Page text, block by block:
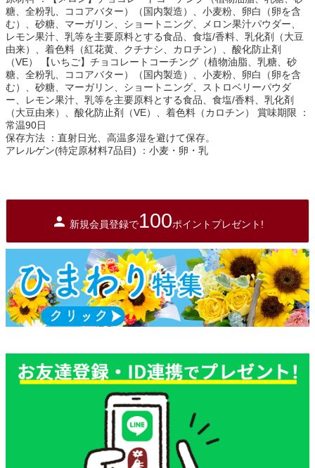
糖、全粉乳、ココアバター）（国内製造）、小麦粉、卵白（卵を含
む）、砂糖、マーガリン、ショートニング、メロン果汁パウダー、
レモン果汁、乳等を主要原料とする食品、食塩/香料、乳化剤（大豆
由来）、着色料（紅花黄、クチナシ、カロチン）、酸化防止剤
（VE） 【いちご】チョコレートコーチング（植物油脂、乳糖、砂
糖、全粉乳、ココアバター）（国内製造）、小麦粉、卵白（卵を含
む）、砂糖、マーガリン、ショートニング、ストロベリーパウダ
ー、レモン果汁、乳等を主要原料とする食品、食塩/香料、乳化剤
（大豆由来）、酸化防止剤（VE）、着色料（カロチン） 賞味期限 ：
常温90日
保存方法 ：直射日光、高温多湿を避けて保存。
アレルゲン(特定原材料7品目) ：小麦・卵・乳
新規会員登録で100ポイントプレゼント!